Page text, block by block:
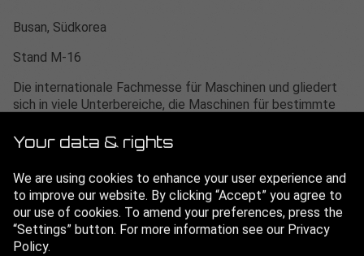
Busan, Südkorea
Stand M-16
Die internationale Fachmesse für Maschinen und gliedert
sich in viele Unterbereiche, die Maschinen für bestimmte
Auf der Messe präsentieren zahlreiche internationale
Aussteller ihre Innovationen und Trends für die Branche.
Besucher können sich auf der Messe einen guten
Marktüberblick verschaffen und die Veranstaltung dazu
nutzen Geschäftskontakte zu knüpfen und sich mit
Kollegen zu vernetzen.
Your data & rights
We are using cookies to enhance your user experience and
to improve our website. By clicking “Accept” you agree to
our use of cookies. To amend your preferences, press the
“Settings” button. For more information see our Privacy
Policy.